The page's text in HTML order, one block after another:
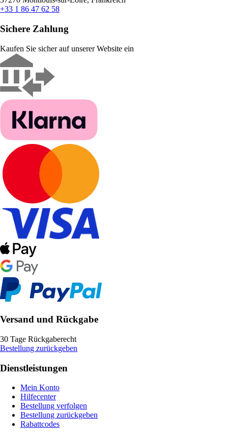
+33 1 86 47 62 58
Sichere Zahlung
Kaufen Sie sicher auf unserer Website ein
Versand und Rückgabe
30 Tage Rückgaberecht
Bestellung zurückgeben
Dienstleistungen
Mein Konto
Hilfecenter
Bestellung verfolgen
Bestellung zurückgeben
Rabattcodes